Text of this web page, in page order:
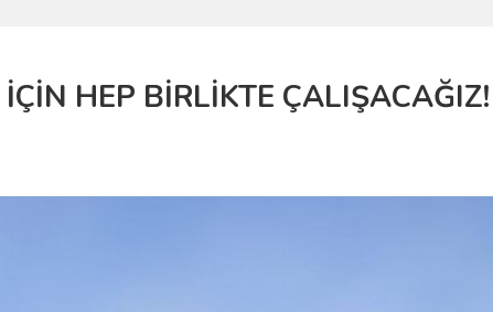
HEP BİRLİKTE ÇALIŞACAĞIZ!